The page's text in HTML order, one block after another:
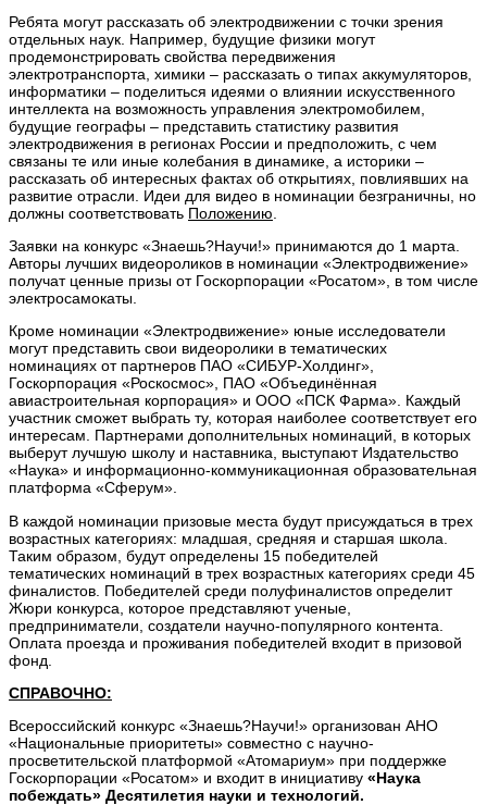
Ребята могут рассказать об электродвижении с точки зрения
отдельных наук. Например, будущие физики могут
продемонстрировать свойства передвижения
электротранспорта, химики – рассказать о типах аккумуляторов,
информатики – поделиться идеями о влиянии искусственного
интеллекта на возможность управления электромобилем,
будущие географы – представить статистику развития
электродвижения в регионах России и предположить, с чем
связаны те или иные колебания в динамике, а историки –
рассказать об интересных фактах об открытиях, повлиявших на
развитие отрасли. Идеи для видео в номинации безграничны, но
должны соответствовать Положению.
Заявки на конкурс «Знаешь?Научи!» принимаются до 1 марта.
Авторы лучших видеороликов в номинации «Электродвижение»
получат ценные призы от Госкорпорации «Росатом», в том числе
электросамокаты.
Кроме номинации «Электродвижение» юные исследователи
могут представить свои видеоролики в тематических
номинациях от партнеров ПАО «СИБУР-Холдинг»,
Госкорпорация «Роскосмос», ПАО «Объединённая
авиастроительная корпорация» и ООО «ПСК Фарма». Каждый
участник сможет выбрать ту, которая наиболее соответствует его
интересам. Партнерами дополнительных номинаций, в которых
выберут лучшую школу и наставника, выступают Издательство
«Наука» и информационно-коммуникационная образовательная
платформа «Сферум».
В каждой номинации призовые места будут присуждаться в трех
возрастных категориях: младшая, средняя и старшая школа.
Таким образом, будут определены 15 победителей
тематических номинаций в трех возрастных категориях среди 45
финалистов. Победителей среди полуфиналистов определит
Жюри конкурса, которое представляют ученые,
предприниматели, создатели научно-популярного контента.
Оплата проезда и проживания победителей входит в призовой
фонд.
СПРАВОЧНО:
Всероссийский конкурс «Знаешь?Научи!» организован АНО
«Национальные приоритеты» совместно с научно-
просветительской платформой «Атомариум» при поддержке
Госкорпорации «Росатом» и входит в инициативу «Наука
побеждать» Десятилетия науки и технологий.